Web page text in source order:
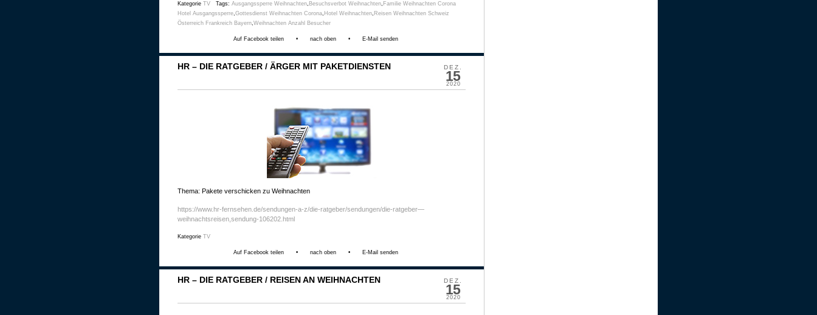
Kategorie TV Tags: Ausgangssperre Weihnachten, Besuchsverbot Weihnachten, Familie Weihnachten Corona
Hotel Ausgangssperre,Gottesdienst Weihnachten Corona, Hotel Weihnachten, Reisen Weihnachten Schweiz
Österreich Frankreich Bayern,Weihnachten Anzahl Besucher
Auf Facebook teilen • nach oben • E-Mail senden
DEZ.
15
2020
HR – DIE RATGEBER / ÄRGER MIT PAKETDIENSTEN
Thema: Pakete verschicken zu Weihnachten
https://www.hr-fernsehen.de/sendungen-a-z/die-ratgeber/sendungen/die-ratgeber—
weihnachtsreisen,sendung-106202.html
Kategorie TV
Auf Facebook teilen • nach oben • E-Mail senden
DEZ.
15
2020
HR – DIE RATGEBER / REISEN AN WEIHNACHTEN